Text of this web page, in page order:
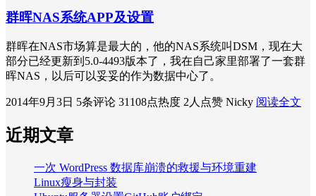
群晖NAS系统APP及设置
群晖在NAS市场算是最大的，他的NAS系统叫DSM，现在大
部分已经更新到5.0-4493版本了，我在自己家里部署了一套群
晖NAS，以后可以妥妥的作为数据中心了。
2014年9月3日 5条评论 31108点热度 2人点赞 Nicky 阅读全文
近期文章
一次 WordPress 数据库崩溃的救援与环境重建
Linux瘦身与封装